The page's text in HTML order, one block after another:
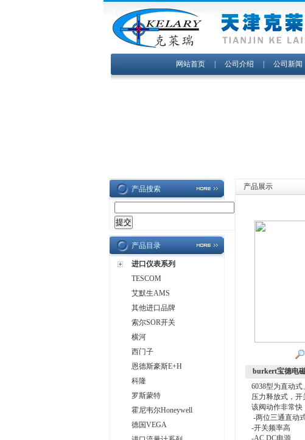
网站首页 公司介绍 公司新闻
产品搜索
产品目录
进口仪表系列
TESCOM
艾默生AMS
其他进口品牌
索尔SOR开关
横河
西门子
恩德斯豪斯E+H
科隆
罗斯蒙特
霍尼韦尔Honeywell
德国VEGA
产品展示
burkert宝德电
6038型为直动式
压力释放式，开
该阀动作非常快
-两位三通直动
-开关频率高
-AC DC电源